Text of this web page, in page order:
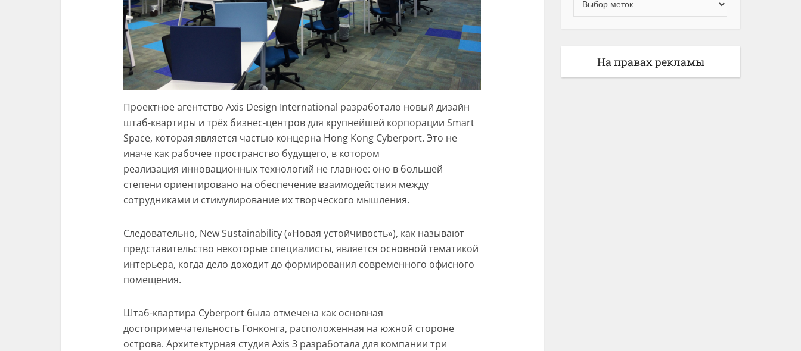
Проектное агентство Axis Design International разработало новый дизайн
штаб-квартиры и трёх бизнес-центров для крупнейшей корпорации Smart
Space, которая является частью концерна Hong Kong Cyberport. Это не
иначе как рабочее пространство будущего, в котором
реализация инновационных технологий не главное: оно в большей
степени ориентировано на обеспечение взаимодействия между
сотрудниками и стимулирование их творческого мышления.
Следовательно, New Sustainability («Новая устойчивость»), как называют
представительство некоторые специалисты, является основной тематикой
интерьера, когда дело доходит до формирования современного офисного
помещения.
Штаб-квартира Cyberport была отмечена как основная
достопримечательность Гонконга, расположенная на южной стороне
острова. Архитектурная студия Axis 3 разработала для компании три
На правах рекламы